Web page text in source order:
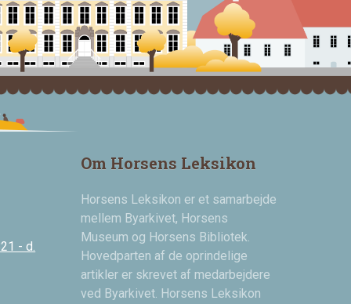
- d.
Om Horsens Leksikon
Horsens Leksikon er et samarbejde
mellem Byarkivet, Horsens
Museum og Horsens Bibliotek.
Hovedparten af de oprindelige
artikler er skrevet af medarbejdere
ved Byarkivet. Horsens Leksikon